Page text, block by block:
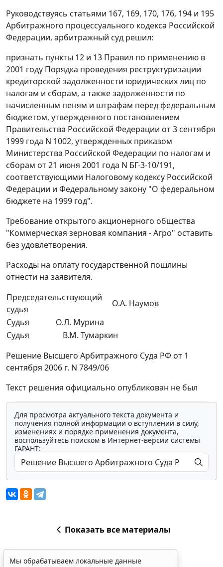
Руководствуясь статьями 167, 169, 170, 176, 194 и 195
Арбитражного процессуального кодекса Российской
Федерации, арбитражный суд решил:
признать пункты 12 и 13 Правил по применению в
2001 году Порядка проведения реструктуризации
кредиторской задолженности юридических лиц по
налогам и сборам, а также задолженности по
начисленным пеням и штрафам перед федеральным
бюджетом, утвержденного постановлением
Правительства Российской Федерации от 3 сентября
1999 года N 1002, утвержденных приказом
Министерства Российской Федерации по налогам и
сборам от 21 июня 2001 года N БГ-3-10/191,
соответствующими Налоговому кодексу Российской
Федерации и Федеральному закону "О федеральном
бюджете на 1999 год".
Требование открытого акционерного общества
"Коммерческая зерновая компания - Агро" оставить
без удовлетворения.
Расходы на оплату государственной пошлины
отнести на заявителя.
Председательствующий
судья
О.А. Наумов
Судья
О.Л. Мурина
Судья
В.М. Тумаркин
Решение Высшего Арбитражного Суда РФ от 1
сентября 2006 г. N 7849/06
Текст решения официально опубликован не был
Для просмотра актуального текста документа и
получения полной информации о вступлении в силу,
изменениях и порядке применения документа,
воспользуйтесь поиском в Интернет-версии системы
ГАРАНТ:
Показать все материалы
Мы обрабатываем локальные данные